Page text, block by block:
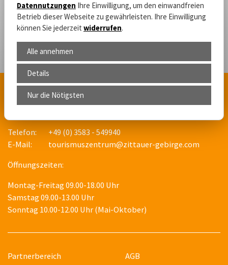
Tourismuszentrum Naturpark Zittauer Gebirge GmbH
Telefon:
+49 (0) 3583 - 549940
E-Mail:
tourismuszentrum@zittauer-gebirge.com
Öffnungszeiten:
Montag-Freitag 09.00-18.00 Uhr
Samstag 09.00-13.00 Uhr
Sonntag 10.00-12.00 Uhr (Mai-Oktober)
Partnerbereich
AGB
Datennutzungen Ihre Einwilligung, um den einwandfreien
Betrieb dieser Webseite zu gewährleisten. Ihre Einwilligung
können Sie jederzeit widerrufen.
Alle annehmen
Details
Nur die Nötigsten